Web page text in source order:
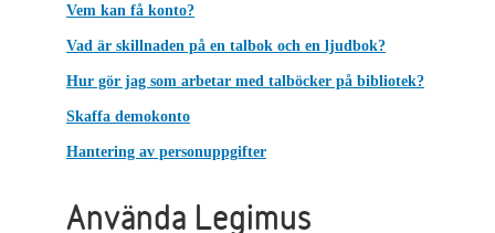
Vem kan få konto?
Vad är skillnaden på en talbok och en ljudbok?
Hur gör jag som arbetar med talböcker på bibliotek?
Skaffa demokonto
Hantering av personuppgifter
Använda Legimus